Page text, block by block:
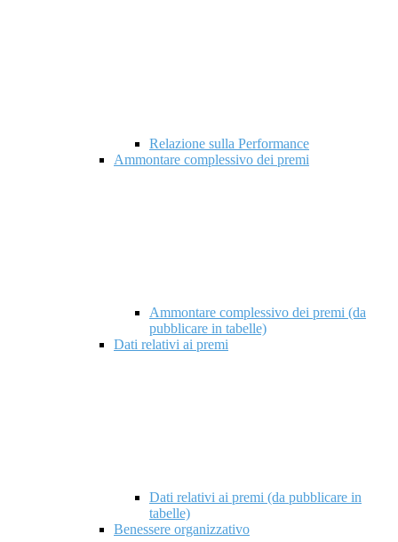
Relazione sulla Performance
Ammontare complessivo dei premi
Ammontare complessivo dei premi (da
pubblicare in tabelle)
Dati relativi ai premi
Dati relativi ai premi (da pubblicare in
tabelle)
Benessere organizzativo